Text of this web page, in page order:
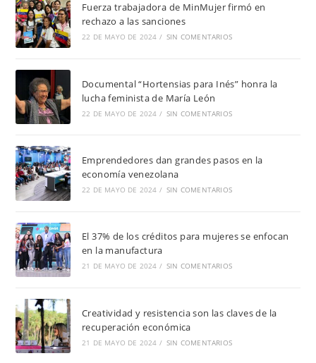
Fuerza trabajadora de MinMujer firmó en
rechazo a las sanciones
22 DE MAYO DE 2024 / SIN COMENTARIOS
Documental “Hortensias para Inés” honra la
lucha feminista de María León
22 DE MAYO DE 2024 / SIN COMENTARIOS
Emprendedores dan grandes pasos en la
economía venezolana
22 DE MAYO DE 2024 / SIN COMENTARIOS
El 37% de los créditos para mujeres se enfocan
en la manufactura
21 DE MAYO DE 2024 / SIN COMENTARIOS
Creatividad y resistencia son las claves de la
recuperación económica
21 DE MAYO DE 2024 / SIN COMENTARIOS